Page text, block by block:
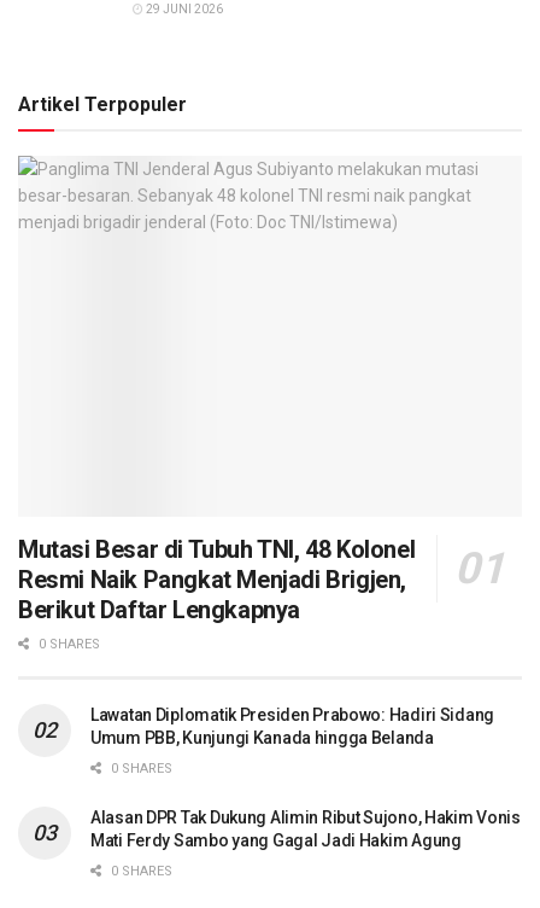
29 JUNI 2026
Artikel Terpopuler
Mutasi Besar di Tubuh TNI, 48 Kolonel
Resmi Naik Pangkat Menjadi Brigjen,
Berikut Daftar Lengkapnya
0 SHARES
Lawatan Diplomatik Presiden Prabowo: Hadiri Sidang
Umum PBB, Kunjungi Kanada hingga Belanda
0 SHARES
Alasan DPR Tak Dukung Alimin Ribut Sujono, Hakim Vonis
Mati Ferdy Sambo yang Gagal Jadi Hakim Agung
0 SHARES